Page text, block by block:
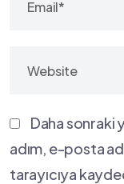
Daha sonraki
adım, e-posta
tarayıcıya